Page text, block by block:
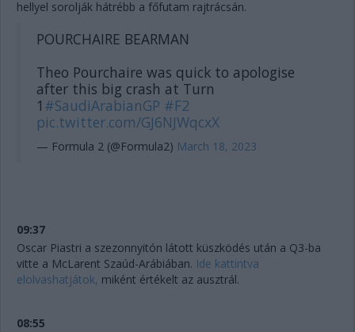
hellyel sorolják hátrébb a főfutam rajtrácsán.
POURCHAIRE BEARMAN
Theo Pourchaire was quick to apologise
after this big crash at Turn
1 #SaudiArabianGP #F2
pic.twitter.com/GJ6NJWqcxX
— Formula 2 (@Formula2) March 18, 2023
09:37
Oscar Piastri a szezonnyitón látott küszködés után a Q3-ba
vitte a McLarent Szaúd-Arábiában. Ide kattintva
elolvashatjátok, miként értékelt az ausztrál.
08:55